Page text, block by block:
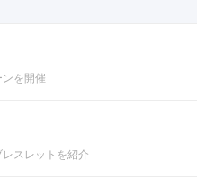
を開催
スレットを紹介